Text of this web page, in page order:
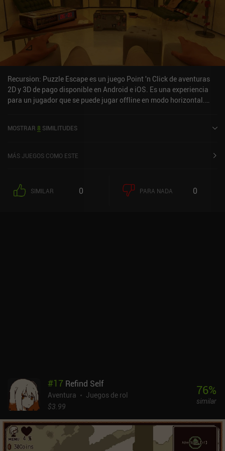
Recursion: Puzzle Escape es un juego Point 'n Click de aventuras
2D y 3D de pago disponible en Android e iOS. Es una experiencia
para un jugador que se puede jugar offline en modo horizontal.
en la App Store de iOS.
MOSTRAR 8 SIMILITUDES
MÁS JUEGOS COMO ESTE
SIMILAR 0 PARA NADA 0
#17 Refind Self
Aventura
Juegos de rol
$3.99
76%
similar